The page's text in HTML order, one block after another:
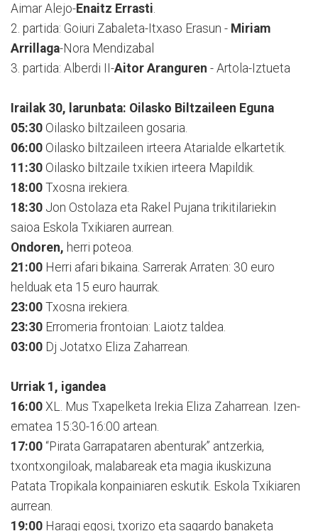
Aimar Alejo-Enaitz Errasti.
2. partida: Goiuri Zabaleta-Itxaso Erasun - Miriam
Arrillaga-Nora Mendizabal
3. partida: Alberdi II-Aitor Aranguren - Artola-Iztueta
Irailak 30, larunbata: Oilasko Biltzaileen Eguna
05:30 Oilasko biltzaileen gosaria.
06:00 Oilasko biltzaileen irteera Atarialde elkartetik.
11:30 Oilasko biltzaile txikien irteera Mapildik.
18:00 Txosna irekiera.
18:30 Jon Ostolaza eta Rakel Pujana trikitilariekin
saioa Eskola Txikiaren aurrean.
Ondoren, herri poteoa.
21:00 Herri afari bikaina. Sarrerak Arraten: 30 euro
helduak eta 15 euro haurrak.
23:00 Txosna irekiera.
23:30 Erromeria frontoian: Laiotz taldea.
03:00 Dj Jotatxo Eliza Zaharrean.
Urriak 1, igandea
16:00 XL. Mus Txapelketa Irekia Eliza Zaharrean. Izen-
ematea 15:30-16:00 artean.
17:00 “Pirata Garrapataren abenturak” antzerkia,
txontxongiloak, malabareak eta magia ikuskizuna
Patata Tropikala konpainiaren eskutik. Eskola Txikiaren
aurrean.
19:00 Haragi egosi, txorizo eta sagardo banaketa